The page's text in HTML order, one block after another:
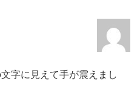
字に見えて手が震えまし